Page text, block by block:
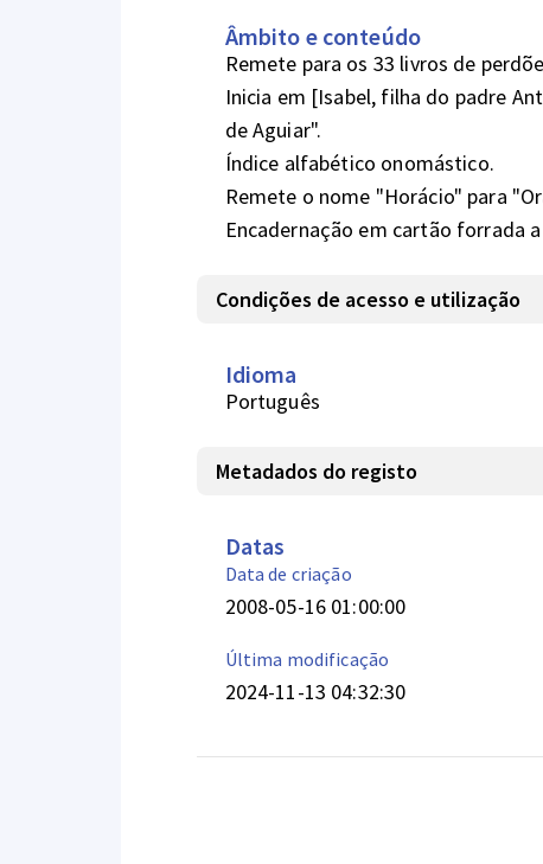
Âmbito e conteúdo
Remete para os 33 livros de
Inicia em [Isabel, filha do padre
de Aguiar".
Índice alfabético onomástico.
Remete o nome "Horácio" para
Encadernação em cartão forrada
Condições de acesso e utilização
Idioma
Português
Metadados do registo
Datas
Data de criação
2008-05-16 01:00:00
Última modificação
2024-11-13 04:32:30